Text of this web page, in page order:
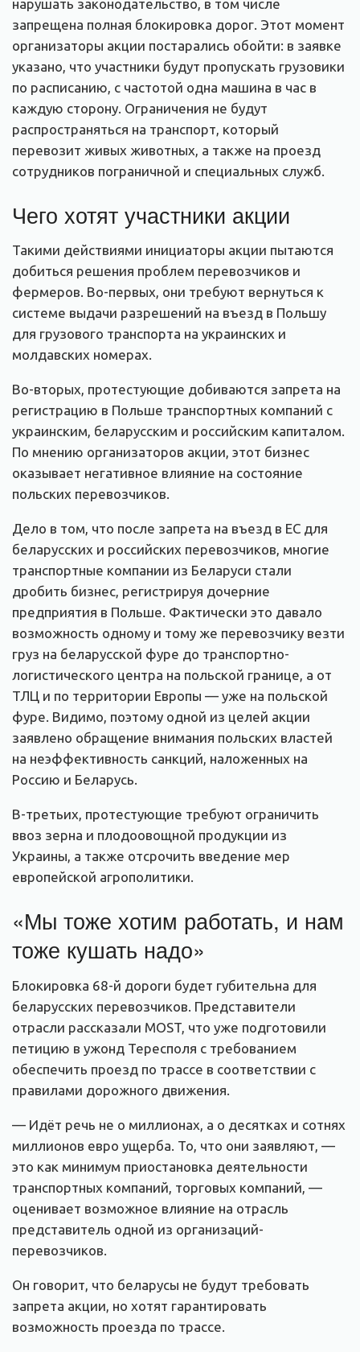
нарушать законодательство, в том числе
запрещена полная блокировка дорог. Этот момент
организаторы акции постарались обойти: в заявке
указано, что участники будут пропускать грузовики
по расписанию, с частотой одна машина в час в
каждую сторону. Ограничения не будут
распространяться на транспорт, который
перевозит живых животных, а также на проезд
сотрудников пограничной и специальных служб.
Чего хотят участники акции
Такими действиями инициаторы акции пытаются
добиться решения проблем перевозчиков и
фермеров. Во-первых, они требуют вернуться к
системе выдачи разрешений на въезд в Польшу
для грузового транспорта на украинских и
молдавских номерах.
Во-вторых, протестующие добиваются запрета на
регистрацию в Польше транспортных компаний с
украинским, беларусским и российским капиталом.
По мнению организаторов акции, этот бизнес
оказывает негативное влияние на состояние
польских перевозчиков.
Дело в том, что после запрета на въезд в ЕС для
беларусских и российских перевозчиков, многие
транспортные компании из Беларуси стали
дробить бизнес, регистрируя дочерние
предприятия в Польше. Фактически это давало
возможность одному и тому же перевозчику везти
груз на беларусской фуре до транспортно-
логистического центра на польской границе, а от
ТЛЦ и по территории Европы — уже на польской
фуре. Видимо, поэтому одной из целей акции
заявлено обращение внимания польских властей
на неэффективность санкций, наложенных на
Россию и Беларусь.
В-третьих, протестующие требуют ограничить
ввоз зерна и плодоовощной продукции из
Украины, а также отсрочить введение мер
европейской агрополитики.
«Мы тоже хотим работать, и нам
тоже кушать надо»
Блокировка 68-й дороги будет губительна для
беларусских перевозчиков. Представители
отрасли рассказали MOST, что уже подготовили
петицию в ужонд Тересполя с требованием
обеспечить проезд по трассе в соответствии с
правилами дорожного движения.
— Идёт речь не о миллионах, а о десятках и сотнях
миллионов евро ущерба. То, что они заявляют, —
это как минимум приостановка деятельности
транспортных компаний, торговых компаний, —
оценивает возможное влияние на отрасль
представитель одной из организаций-
перевозчиков.
Он говорит, что беларусы не будут требовать
запрета акции, но хотят гарантировать
возможность проезда по трассе.